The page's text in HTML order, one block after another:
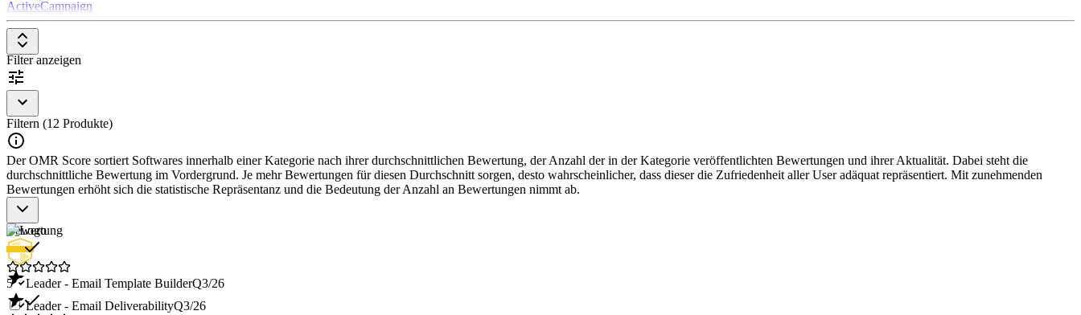
ActiveCampaign
Filter anzeigen
Filtern (12 Produkte)
Der OMR Score sortiert Softwares innerhalb einer Kategorie nach ihrer durchschnittlichen Bewertung, der Anzahl der in der Kategorie veröffentlichten Bewertungen und ihrer Aktualität. Dabei steht die
durchschnittliche Bewertung im Vordergrund. Je mehr Bewertungen für diesen Durchschnitt sorgen, desto wahrscheinlicher, dass dieser die Zufriedenheit aller User adäquat repräsentiert. Mit zunehmenden
Bewertungen erhöht sich die statistische Repräsentanz und die Bedeutung der Anzahl an Bewertungen nimmt ab.
Bewertung
5 Leader - Email Template BuilderQ3/26
Leader - Email DeliverabilityQ3/26